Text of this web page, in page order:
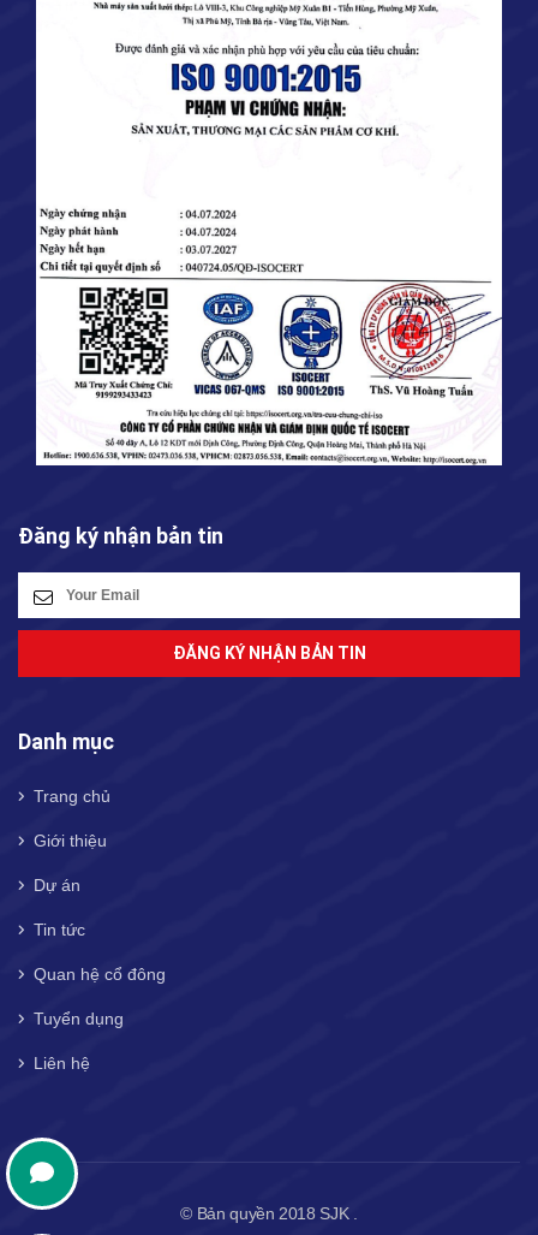
Đăng ký nhận bản tin
ĐĂNG KÝ NHẬN BẢN TIN
Danh mục
Trang chủ
Giới thiệu
Dự án
Tin tức
Quan hệ cổ đông
Tuyển dụng
Liên hệ
© Bản quyền 2018 SJK .